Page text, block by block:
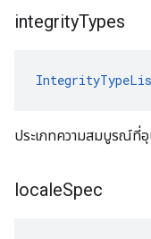
integrityTypes
ประเภทความสมบูรณ์ที่
localeSpec